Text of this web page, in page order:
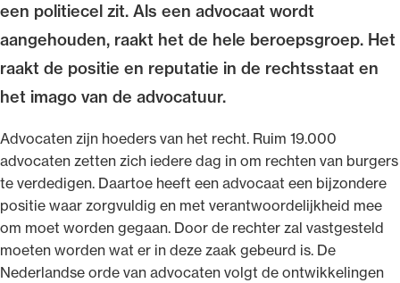
een politiecel zit. Als een advocaat wordt
aangehouden, raakt het de hele beroepsgroep. Het
raakt de positie en reputatie in de rechtsstaat en
het imago van de advocatuur.
Advocaten zijn hoeders van het recht. Ruim 19.000
advocaten zetten zich iedere dag in om rechten van burgers
te verdedigen. Daartoe heeft een advocaat een bijzondere
positie waar zorgvuldig en met verantwoordelijkheid mee
om moet worden gegaan. Door de rechter zal vastgesteld
moeten worden wat er in deze zaak gebeurd is. De
Nederlandse orde van advocaten volgt de ontwikkelingen
Ondersteuning voor advocaten bij hun
beroepsuitoefening: van de advocatenpas tot
het rechtsgebiedenregister en
geheimhoudernummers.